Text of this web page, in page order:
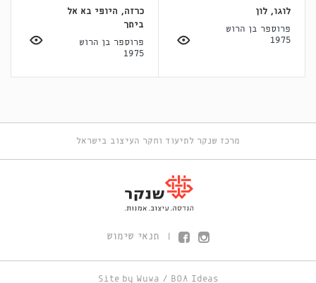
לוגו, לון
פרוספר בן הרוש
1975
כרזה, היופי בא אל
ביתך
פרוספר בן הרוש
1975
מרכז שנקר לתיעוד וחקר העיצוב בישראל
תנאי שימוש
Site by Wuwa / BOA Ideas